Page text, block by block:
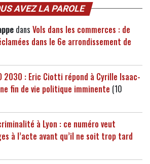
AVEZ LA PAROLE
dans Vols dans les commerces : de
dans le 6e arrondissement de
2030 : Eric Ciotti répond à Cyrille Isaac-
fin de vie politique imminente (10
à Lyon : ce numéro veut
à l’acte avant qu’il ne soit trop tard